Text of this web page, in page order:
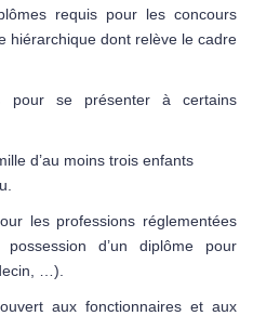
requis pour les concours
hiérarchique dont relève le cadre
pour se présenter à certains
d’au moins trois enfants
les professions réglementées
d’un diplôme pour
…).
ouvert aux fonctionnaires et aux